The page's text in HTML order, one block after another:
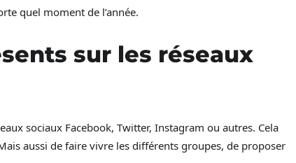
quel moment de l’année.
sur les réseaux
sociaux Facebook, Twitter, Instagram ou autres. Cela
aussi de faire vivre les différents groupes, de proposer